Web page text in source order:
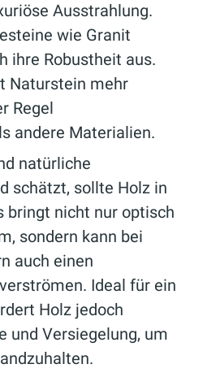
Ausstrahlung.
wie Granit
ihre Robustheit aus.
Naturstein mehr
Regel
andere Materialien.
natürliche
schätzt, sollte Holz in
bringt nicht nur optisch
sondern kann bei
auch einen
Ideal für ein
Holz jedoch
und Versiegelung, um